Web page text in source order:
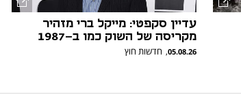
עדיין סקפטי: מייקל ברי מזהיר
מקריסה של השוק כמו ב-1987
05.08.26
, חדשות חוץ